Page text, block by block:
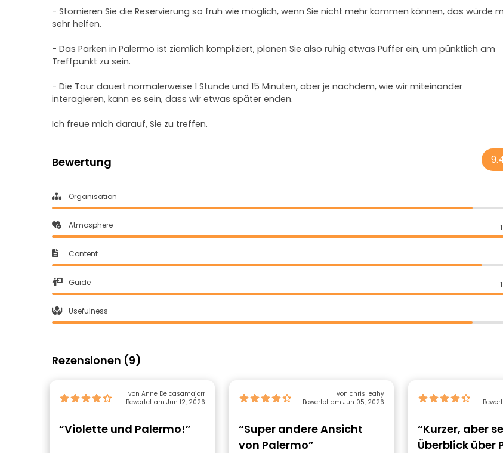
- Stornieren Sie die Reservierung so früh wie möglich, wenn Sie nicht mehr kommen können, das würde
sehr helfen.
- Das Parken in Palermo ist ziemlich kompliziert, planen Sie also ruhig etwas Puffer ein, um pünktlich am
Treffpunkt zu sein.
- Die Tour dauert normalerweise 1 Stunde und 15 Minuten, aber je nachdem, wie wir miteinander
interagieren, kann es sein, dass wir etwas später enden.
Ich freue mich darauf, Sie zu treffen.
Bewertung
Organisation
Atmosphere
Content
Guide
Usefulness
Rezensionen (9)
von Anne De casamajorr
Bewertet am Jun 12, 2026
“Violette und Palermo!”
von chris leahy
Bewertet am Jun 05, 2026
“Super andere Ansicht
von Palermo”
“Kurzer, aber
Überblick über